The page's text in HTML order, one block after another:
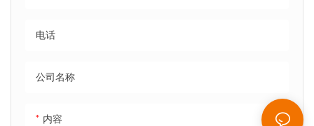
电话
公司名称
内容